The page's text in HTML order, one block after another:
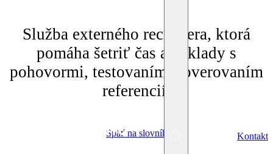
Kontakt
Služba externého recruitera, ktorá
pomáha šetriť čas a náklady s
pohovormi, testovaním a overovaním
referencií.
Späť na slovník